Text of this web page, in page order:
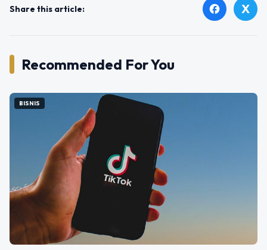
Share this article: facebook X
Recommended For You
BISNIS